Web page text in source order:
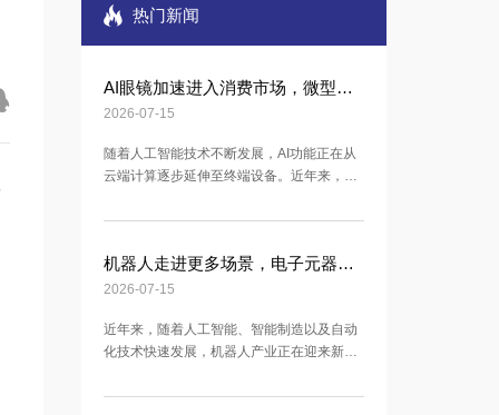
热门新闻
AI眼镜加速进入消费市场，微型电子元器件迎来新机遇
2026-07-15
随着人工智能技术不断发展，AI功能正在从
云端计算逐步延伸至终端设备。近年来，AI
交互的新型产品，正在受到市场关注，并逐
及娱乐应用等多个场景中的应用。 相比传统
智能眼镜，新一代AI眼镜不仅具备显示、拍
像模组、传感器、无线通信模块以及电源管
理系统等多个电子单元。随着设备功能持续
机器人走进更多场景，电子元器件迎来新应用增长点
2026-07-15
近年来，随着人工智能、智能制造以及自动
化技术快速发展，机器人产业正在迎来新的
到物流配送、医疗辅助、商业服务以及家庭